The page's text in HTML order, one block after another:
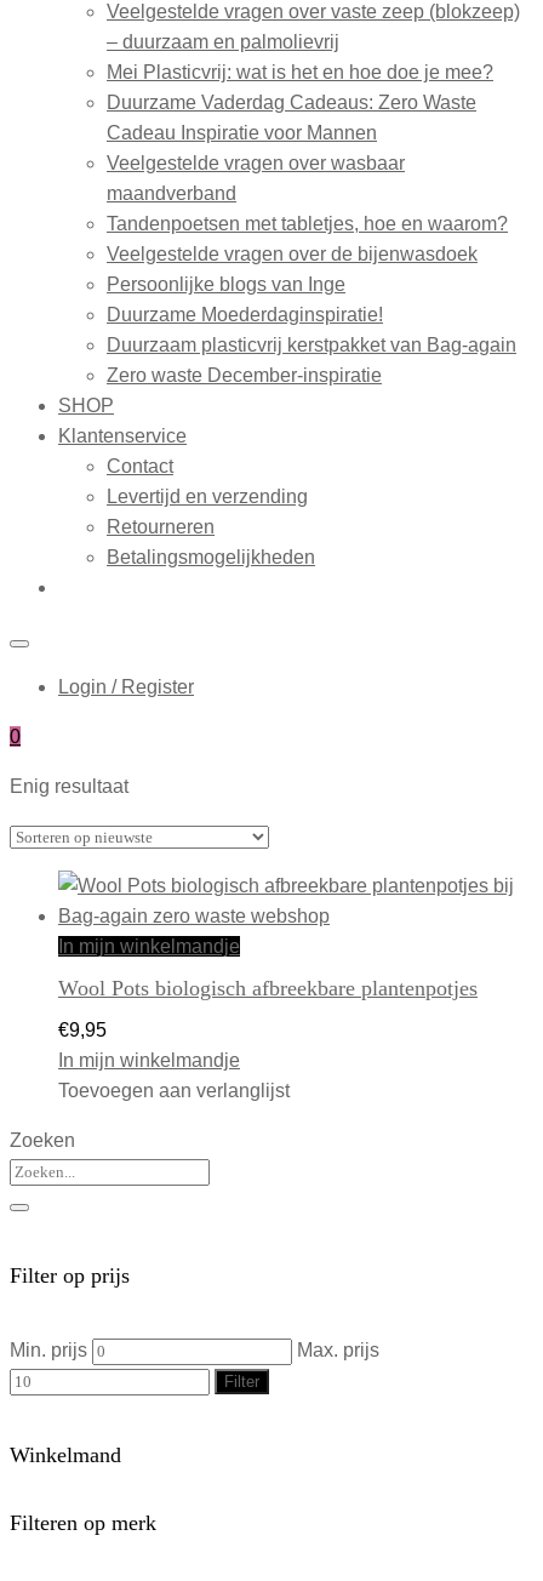
Veelgestelde vragen over vaste zeep (blokzeep)
– duurzaam en palmolievrij
Mei Plasticvrij: wat is het en hoe doe je mee?
Duurzame Vaderdag Cadeaus: Zero Waste
Cadeau Inspiratie voor Mannen
Veelgestelde vragen over wasbaar
maandverband
Tandenpoetsen met tabletjes, hoe en waarom?
Veelgestelde vragen over de bijenwasdoek
Persoonlijke blogs van Inge
Duurzame Moederdaginspiratie!
Duurzaam plasticvrij kerstpakket van Bag-again
Zero waste December-inspiratie
SHOP
Klantenservice
Contact
Levertijd en verzending
Retourneren
Betalingsmogelijkheden
Login / Register
0
Enig resultaat
In mijn winkelmandje
Wool Pots biologisch afbreekbare plantenpotjes
€9,95
In mijn winkelmandje
Toevoegen aan verlanglijst
Zoeken
Filter op prijs
Min. prijs Max. prijs
Filter
Winkelmand
Filteren op merk